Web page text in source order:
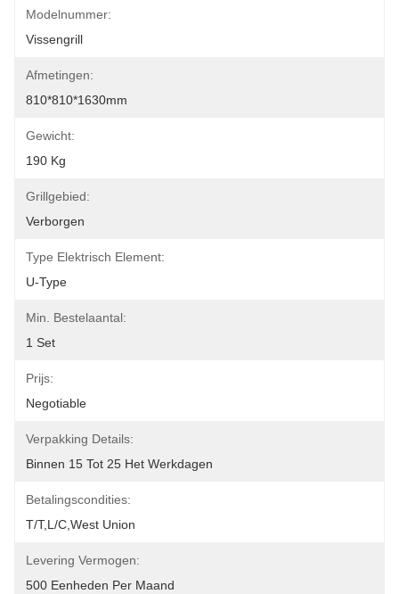
Modelnummer:
Vissengrill
Afmetingen:
810*810*1630mm
Gewicht:
190 Kg
Grillgebied:
Verborgen
Type Elektrisch Element:
U-Type
Min. Bestelaantal:
1 Set
Prijs:
Negotiable
Verpakking Details:
Binnen 15 Tot 25 Het Werkdagen
Betalingscondities:
T/T,L/C,West Union
Levering Vermogen:
500 Eenheden Per Maand